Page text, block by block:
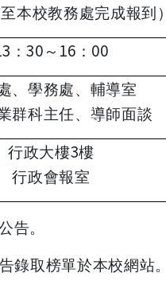
本校教務處完成報到）
：30 ～ 16 ： 00
、學務處、輔導室
群科主任、導師面談
行政大樓3樓
行政會報室
告。
錄取榜單於本校網站。